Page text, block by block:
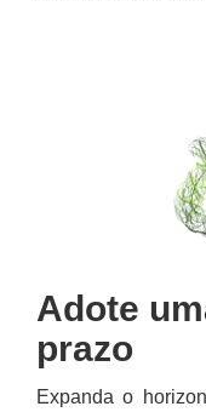
Adote
prazo
Expanda o